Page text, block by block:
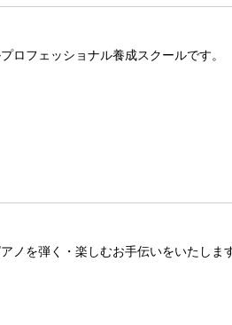
ロフェッショナル養成スクールです。
ノを弾く・楽しむお手伝いをいたします